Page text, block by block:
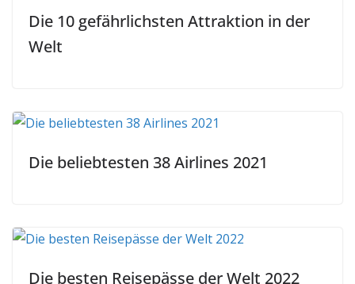
Die 10 gefährlichsten Attraktion in der
Welt
Die beliebtesten 38 Airlines 2021
Die besten Reisepässe der Welt 2022